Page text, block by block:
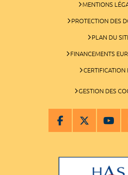
MENTIONS
PROTECTION DES
PLAN DU
FINANCEMENTS
CERTIFICATION
GESTION DES